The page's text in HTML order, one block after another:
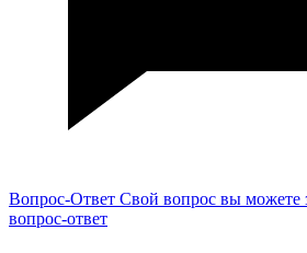
Вопрос-Ответ Свой вопрос вы можете
вопрос-ответ